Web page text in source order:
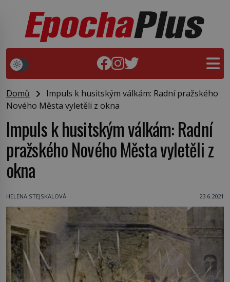
Domů
Impuls k husitským válkám: Radní pražského
Nového Města vyletěli z okna
Impuls k husitským válkám: Radní
pražského Nového Města vyletěli z
okna
HELENA STEJSKALOVÁ 23.6.2021